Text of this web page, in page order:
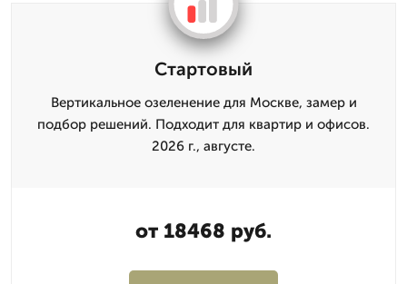
Стартовый
Вертикальное озеленение для Москве, замер и
подбор решений. Подходит для квартир и офисов.
2026 г., августе.
от 18468 руб.